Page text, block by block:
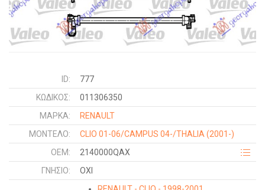
ID:
777
ΚΩΔΙΚΌΣ:
011306350
ΜΑΡΚΑ:
RENAULT
ΜΟΝΤΕΛΟ:
CLIO 01-06/CAMPUS 04-/THALIA (2001-)
OEM:
2140000QAX
ΓΝΉΣΙΟ:
ΟΧΙ